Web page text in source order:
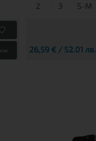
2 3 S-M
26,59 € / 52.01 лв.